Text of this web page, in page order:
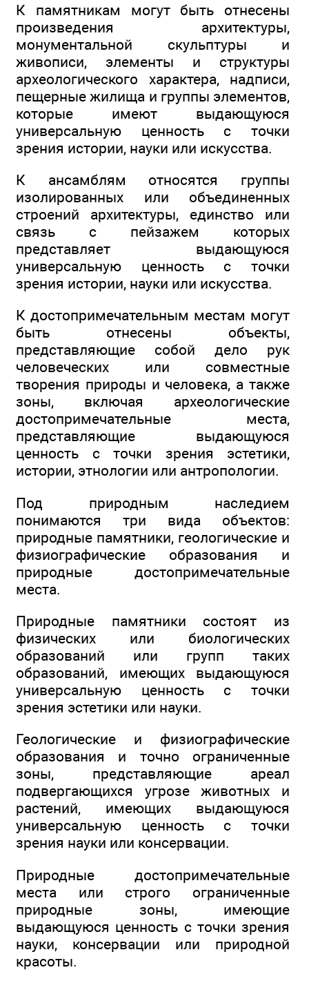
К памятникам могут быть отнесены
произведения архитектуры,
монументальной скульптуры и
живописи, элементы и структуры
археологического характера, надписи,
пещерные жилища и группы элементов,
которые имеют выдающуюся
универсальную ценность с точки
зрения истории, науки или искусства.
К ансамблям относятся группы
изолированных или объединенных
строений архитектуры, единство или
связь с пейзажем которых
представляет выдающуюся
универсальную ценность с точки
зрения истории, науки или искусства.
К достопримечательным местам могут
быть отнесены объекты,
представляющие собой дело рук
человеческих или совместные
творения природы и человека, а также
зоны, включая археологические
достопримечательные места,
представляющие выдающуюся
ценность с точки зрения эстетики,
истории, этнологии или антропологии.
Под природным наследием
понимаются три вида объектов:
природные памятники, геологические и
физиографические образования и
природные достопримечательные
места.
Природные памятники состоят из
физических или биологических
образований или групп таких
образований, имеющих выдающуюся
универсальную ценность с точки
зрения эстетики или науки.
Геологические и физиографические
образования и точно ограниченные
зоны, представляющие ареал
подвергающихся угрозе животных и
растений, имеющих выдающуюся
универсальную ценность с точки
зрения науки или консервации.
Природные достопримечательные
места или строго ограниченные
природные зоны, имеющие
выдающуюся ценность с точки зрения
науки, консервации или природной
красоты.